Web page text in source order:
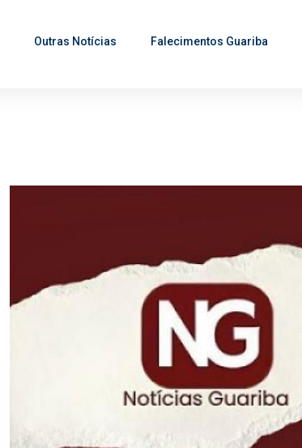
Outras Notícias Falecimentos Guariba